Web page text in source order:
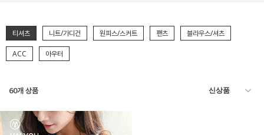
티셔츠 니트/가디건 원피스/스커트 팬츠 블라우스/셔츠
ACC 아우터
60개 상품